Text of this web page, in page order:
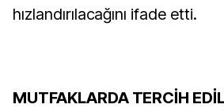
hızlandırılacağını ifade etti.
MUTFAKLARDA TERCİH